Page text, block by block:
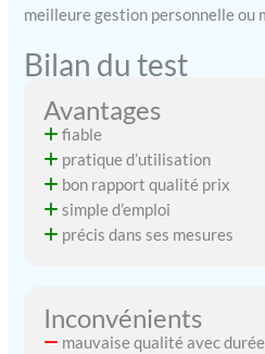
meilleure gestion personnelle ou
Bilan du test
Avantages
fiable
pratique d’utilisation
bon rapport qualité prix
simple d’emploi
précis dans ses mesures
Inconvénients
mauvaise qualité avec